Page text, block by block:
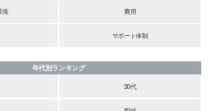
境 費用
サポート体制
年代別ランキング
30代